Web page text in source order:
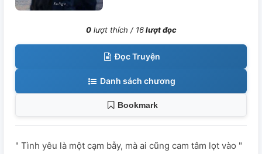
0lượt thích / 16lượt đọc
Đọc Truyện
Danh sách chương
Bookmark
" Tình yêu là một cạm bẫy, mà ai cũng cam tâm lọt vào "